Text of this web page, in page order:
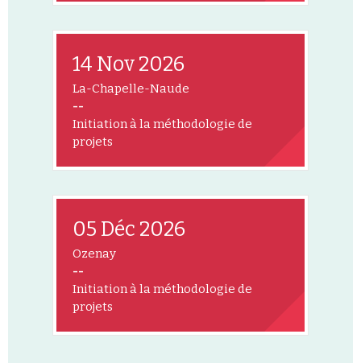
14 Nov 2026
La-Chapelle-Naude
--
Initiation à la méthodologie de
projets
05 Déc 2026
Ozenay
--
Initiation à la méthodologie de
projets